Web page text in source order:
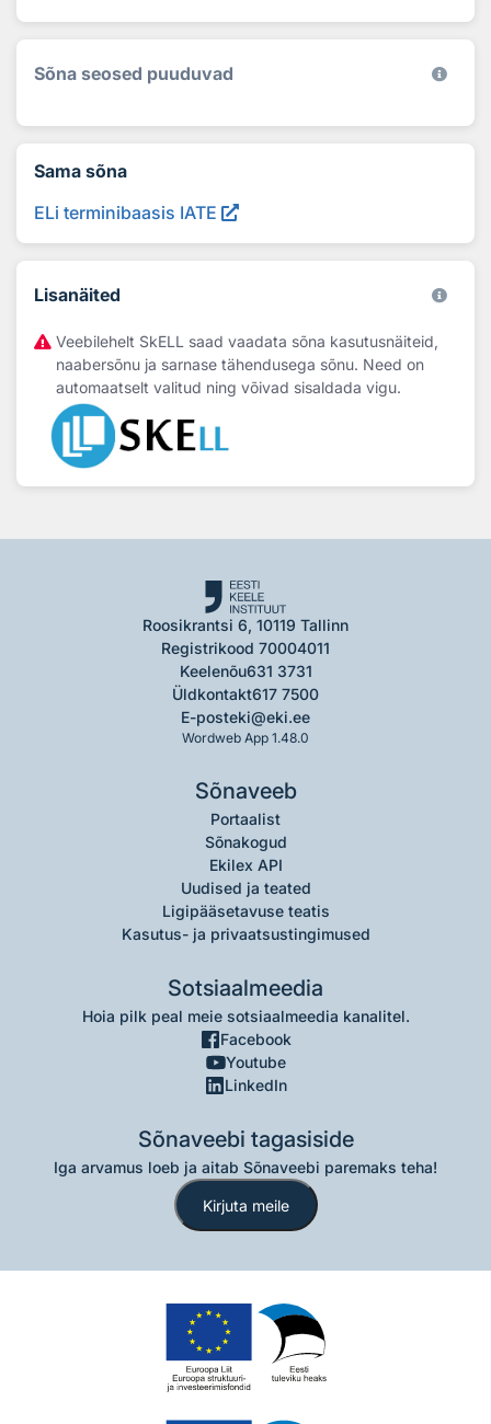
Sõna seosed puuduvad
Sama sõna
ELi terminibaasis IATE
Lisanäited
Veebilehelt SkELL saad vaadata sõna kasutusnäiteid,
naabersõnu ja sarnase tähendusega sõnu. Need on
automaatselt valitud ning võivad sisaldada vigu.
Roosikrantsi 6, 10119 Tallinn
Registrikood 70004011
Keelenõu631 3731
Üldkontakt617 7500
E-posteki@eki.ee
Wordweb App 1.48.0
Sõnaveeb
Portaalist
Sõnakogud
Ekilex API
Uudised ja teated
Ligipääsetavuse teatis
Kasutus- ja privaatsustingimused
Sotsiaalmeedia
Hoia pilk peal meie sotsiaalmeedia kanalitel.
Facebook
Youtube
LinkedIn
Sõnaveebi tagasiside
Iga arvamus loeb ja aitab Sõnaveebi paremaks teha!
Kirjuta meile